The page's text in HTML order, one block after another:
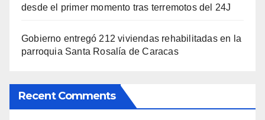
desde el primer momento tras terremotos del 24J
Gobierno entregó 212 viviendas rehabilitadas en la
parroquia Santa Rosalía de Caracas
Recent Comments